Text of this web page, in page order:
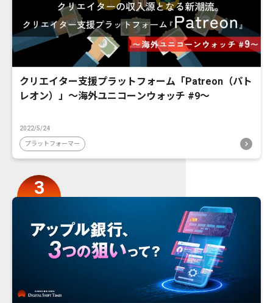
クリエイター支援プラットフォーム「Patreon（パト
レオン）」〜海外ユニコーンウォッチ #9〜
2022/5/24
プラットフォーマー